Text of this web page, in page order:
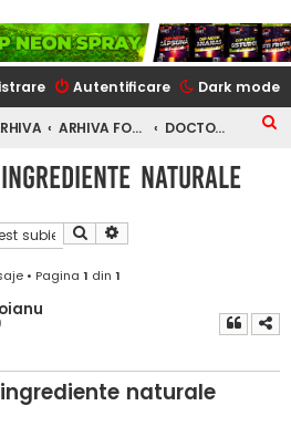
Dark mode
Autentificare
ARHIVA FORUM DOCTOR FISHING
ingrediente naturale
Căutare
• Pagina 1 din 1
ingrediente naturale